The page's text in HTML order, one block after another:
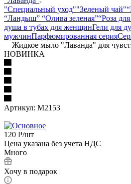
"Специальный уход""Зеленый чай"
“Ландыш” “Олива зеленая”“Роза
душа в тубах для женщинГели для
мужчинПарфюмированная серия
—Жидкое мыло "Лаванда" для
НОВИНКА
Артикул: М2153
120 Р/шт
Цена указана без учета НДС
Много
Хочу в подарок